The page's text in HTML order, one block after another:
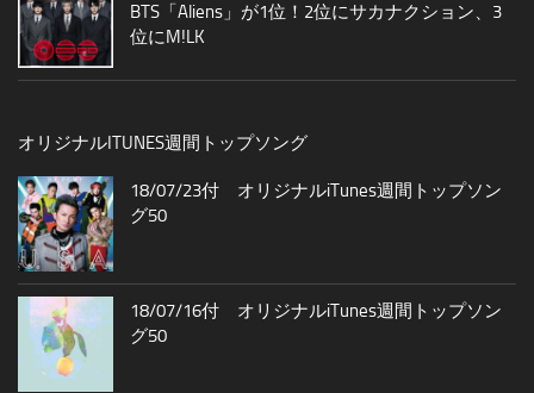
BTS「Aliens」が1位！2位にサカナクション、3
位にM!LK
オリジナルITUNES週間トップソング
18/07/23付 オリジナルiTunes週間トップソン
グ50
18/07/16付 オリジナルiTunes週間トップソン
グ50